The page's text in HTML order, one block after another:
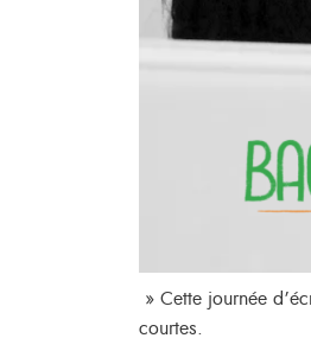
» Cette journée
courtes.